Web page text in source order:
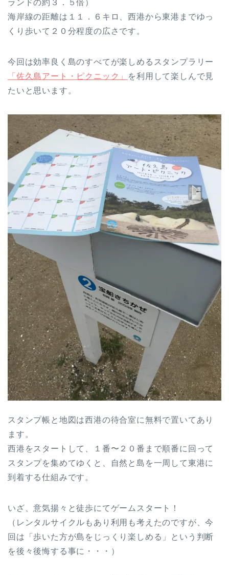
ランドの約３．５倍）
海岸線の距離は１１．６キロ、西港から東港までゆっ
くり歩いて２０分程度の広さです。
今回は効率良く島のすべてが楽しめるスタンプラリー
「佐久島アート・ピクニック」
を利用して楽しんで見
たいと思います。
スタンプ帳と地図は西港の待合室に無料で置いてあり
ます。
西港をスタートして、１番〜２０番まで順番に回って
スタンプを集めてゆくと、自然と島を一周して東港に
到着する仕組みです。
いざ、意気揚々と徒歩にてゲームスタート！
（レンタルサイクルもあり利用も考えたのですが、今
回は「歩いた方が島をじっくり楽しめる」という判断
を後々後悔する事に・・・）